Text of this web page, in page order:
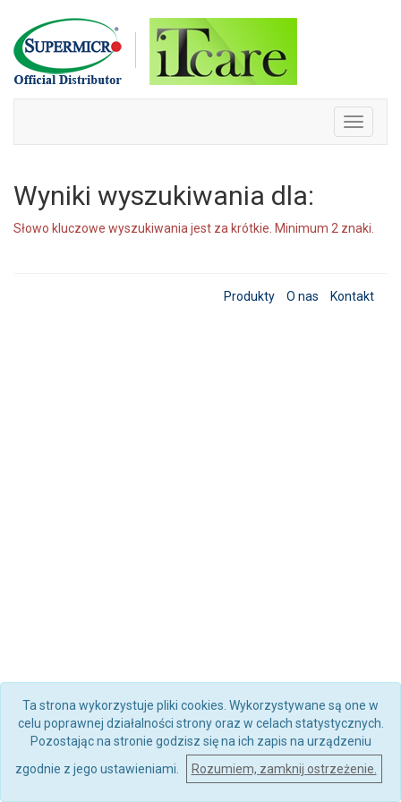
Skip
to
content
Toggle
Wyniki wyszukiwania dla:
Słowo kluczowe wyszukiwania jest za krótkie. Minimum 2 znaki.
Produkty O nas Kontakt
Ta strona wykorzystuje pliki cookies. Wykorzystywane są one w
celu poprawnej działalności strony oraz w celach statystycznych.
Pozostając na stronie godzisz się na ich zapis na urządzeniu
zgodnie z jego ustawieniami.
Rozumiem, zamknij ostrzeżenie.